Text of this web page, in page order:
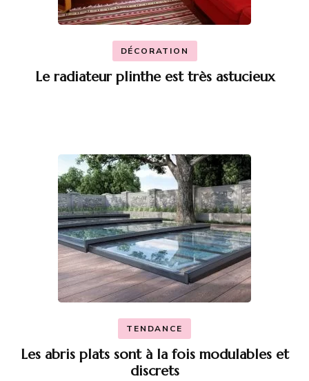
DÉCORATION
Le radiateur plinthe est très astucieux
TENDANCE
Les abris plats sont à la fois modulables et
discrets